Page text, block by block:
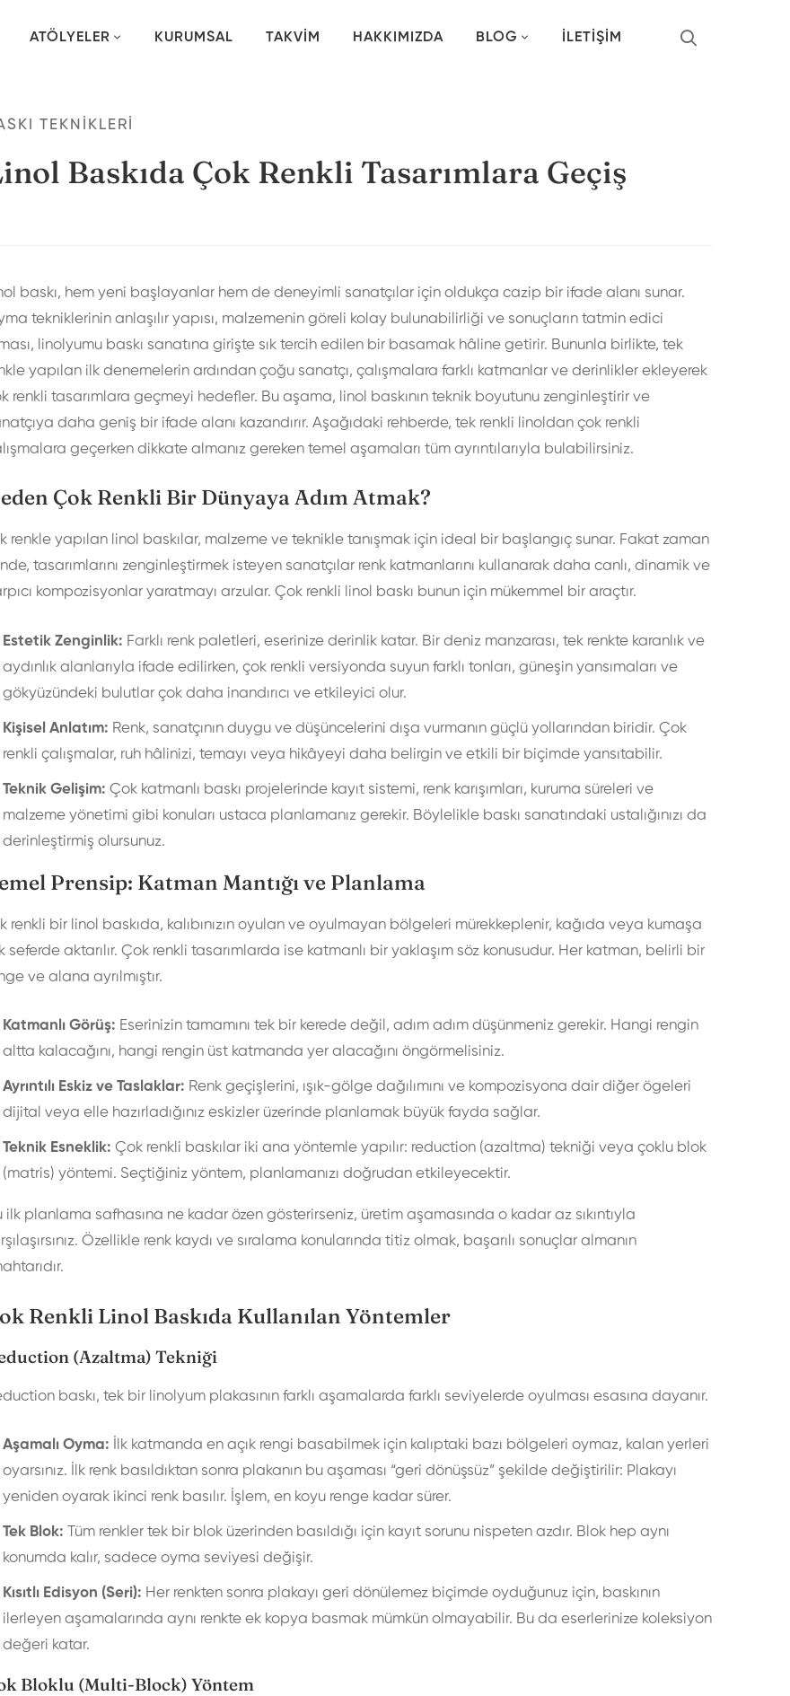
ATÖLYELER KURUMSAL TAKVIM HAKKIMIZDA BLOG İLETIŞIM
TEKNIKLERI
Baskıda Çok Renkli Tasarımlara Geçiş
baskı, hem yeni başlayanlar hem de deneyimli sanatçılar için oldukça cazip bir ifade alanı sunar.
tekniklerinin anlaşılır yapısı, malzemenin göreli kolay bulunabilirliği ve sonuçların tatmin edici
linolyumu baskı sanatına girişte sık tercih edilen bir basamak hâline getirir. Bununla birlikte, tek
yapılan ilk denemelerin ardından çoğu sanatçı, çalışmalara farklı katmanlar ve derinlikler ekleyerek
renkli tasarımlara geçmeyi hedefler. Bu aşama, linol baskının teknik boyutunu zenginleştirir ve
daha geniş bir ifade alanı kazandırır. Aşağıdaki rehberde, tek renkli linoldan çok renkli
geçerken dikkate almanız gereken temel aşamaları tüm ayrıntılarıyla bulabilirsiniz.
Çok Renkli Bir Dünyaya Adım Atmak?
renkle yapılan linol baskılar, malzeme ve teknikle tanışmak için ideal bir başlangıç sunar. Fakat zaman
tasarımlarını zenginleştirmek isteyen sanatçılar renk katmanlarını kullanarak daha canlı, dinamik ve
kompozisyonlar yaratmayı arzular. Çok renkli linol baskı bunun için mükemmel bir araçtır.
Estetik Zenginlik: Farklı renk paletleri, eserinize derinlik katar. Bir deniz manzarası, tek renkte karanlık ve
aydınlık alanlarıyla ifade edilirken, çok renkli versiyonda suyun farklı tonları, güneşin yansımaları ve
gökyüzündeki bulutlar çok daha inandırıcı ve etkileyici olur.
Kişisel Anlatım: Renk, sanatçının duygu ve düşüncelerini dışa vurmanın güçlü yollarından biridir. Çok
renkli çalışmalar, ruh hâlinizi, temayı veya hikâyeyi daha belirgin ve etkili bir biçimde yansıtabilir.
Teknik Gelişim: Çok katmanlı baskı projelerinde kayıt sistemi, renk karışımları, kuruma süreleri ve
malzeme yönetimi gibi konuları ustaca planlamanız gerekir. Böylelikle baskı sanatındaki ustalığınızı da
derinleştirmiş olursunuz.
Prensip: Katman Mantığı ve Planlama
renkli bir linol baskıda, kalıbınızın oyulan ve oyulmayan bölgeleri mürekkeplenir, kağıda veya kumaşa
seferde aktarılır. Çok renkli tasarımlarda ise katmanlı bir yaklaşım söz konusudur. Her katman, belirli bir
ve alana ayrılmıştır.
Katmanlı Görüş: Eserinizin tamamını tek bir kerede değil, adım adım düşünmeniz gerekir. Hangi rengin
altta kalacağını, hangi rengin üst katmanda yer alacağını öngörmelisiniz.
Ayrıntılı Eskiz ve Taslaklar: Renk geçişlerini, ışık-gölge dağılımını ve kompozisyona dair diğer ögeleri
dijital veya elle hazırladığınız eskizler üzerinde planlamak büyük fayda sağlar.
Teknik Esneklik: Çok renkli baskılar iki ana yöntemle yapılır: reduction (azaltma) tekniği veya çoklu blok
(matris) yöntemi. Seçtiğiniz yöntem, planlamanızı doğrudan etkileyecektir.
ilk planlama safhasına ne kadar özen gösterirseniz, üretim aşamasında o kadar az sıkıntıyla
Özellikle renk kaydı ve sıralama konularında titiz olmak, başarılı sonuçlar almanın
Renkli Linol Baskıda Kullanılan Yöntemler
(Azaltma) Tekniği
baskı, tek bir linolyum plakasının farklı aşamalarda farklı seviyelerde oyulması esasına dayanır.
Aşamalı Oyma: İlk katmanda en açık rengi basabilmek için kalıptaki bazı bölgeleri oymaz, kalan yerleri
oyarsınız. İlk renk basıldıktan sonra plakanın bu aşaması “geri dönüşsüz” şekilde değiştirilir: Plakayı
yeniden oyarak ikinci renk basılır. İşlem, en koyu renge kadar sürer.
Tek Blok: Tüm renkler tek bir blok üzerinden basıldığı için kayıt sorunu nispeten azdır. Blok hep aynı
konumda kalır, sadece oyma seviyesi değişir.
Kısıtlı Edisyon (Seri): Her renkten sonra plakayı geri dönülemez biçimde oyduğunuz için, baskının
ilerleyen aşamalarında aynı renkte ek kopya basmak mümkün olmayabilir. Bu da eserlerinize koleksiyon
değeri katar.
Bloklu (Multi-Block) Yöntem